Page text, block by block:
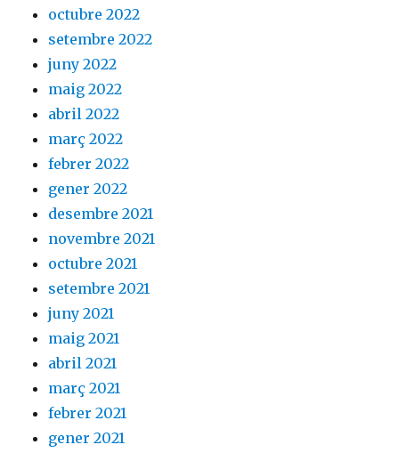
octubre 2022
setembre 2022
juny 2022
maig 2022
abril 2022
març 2022
febrer 2022
gener 2022
desembre 2021
novembre 2021
octubre 2021
setembre 2021
juny 2021
maig 2021
abril 2021
març 2021
febrer 2021
gener 2021